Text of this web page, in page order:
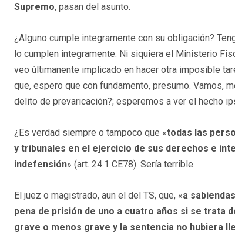
Supremo, pasan del asunto.
¿Alguno cumple integramente con su obligación?
lo cumplen integramente. Ni siquiera el Ministerio
veo últimanente implicado en hacer otra imposible
que, espero que con fundamento, presumo. Vamos,
delito de prevaricación?; esperemos a ver el hecho
¿Es verdad siempre o tampoco que «todas las
y tribunales en el ejercicio de sus derechos e
indefensión» (art. 24.1 CE78). Sería terrible.
El juez o magistrado, aun el del TS, que, «a
pena de prisión de uno a cuatro años si se trata
grave o menos grave y la sentencia no hubiera